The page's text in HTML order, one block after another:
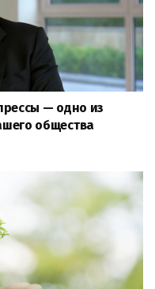
— одно из
общества